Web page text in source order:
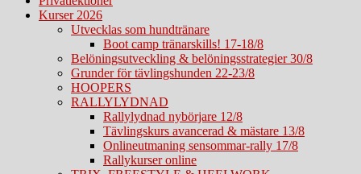
Kurser 2026
Utvecklas som hundtränare
Boot camp tränarskills! 17-18/8
Belöningsutveckling & belöningsstrategier 30/8
Grunder för tävlingshunden 22-23/8
HOOPERS
RALLYLYDNAD
Rallylydnad nybörjare 12/8
Tävlingskurs avancerad & mästare 13/8
Onlineutmaning sensommar-rally 17/8
Rallykurser online